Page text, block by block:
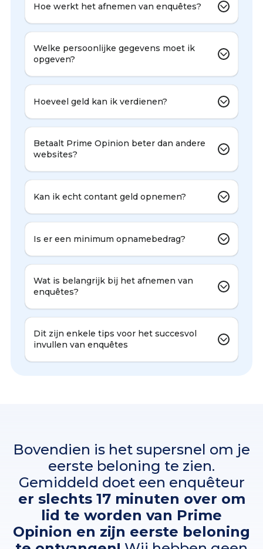
Hoe werkt het afnemen van enquêtes?
Welke persoonlijke gegevens moet ik
opgeven?
Hoeveel geld kan ik verdienen?
Betaalt Prime Opinion beter dan andere
websites?
Kan ik echt contant geld opnemen?
Is er een minimum opnamebedrag?
Wat is belangrijk bij het afnemen van
enquêtes?
Dit zijn enkele tips voor het succesvol
invullen van enquêtes
Bovendien is het supersnel om je
eerste beloning te zien.
Gemiddeld doet een enquêteur
er slechts 17 minuten over om
lid te worden van Prime
Opinion en zijn eerste beloning